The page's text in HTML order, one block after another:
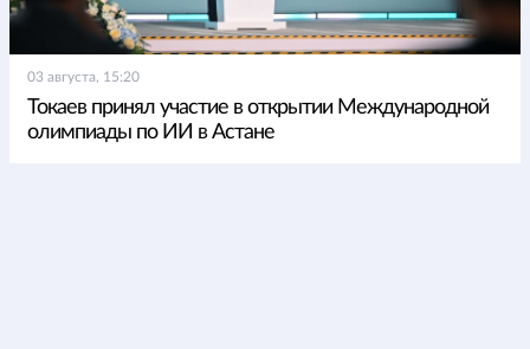
03 августа, 15:20
Токаев принял участие в открытии Международной
олимпиады по ИИ в Астане